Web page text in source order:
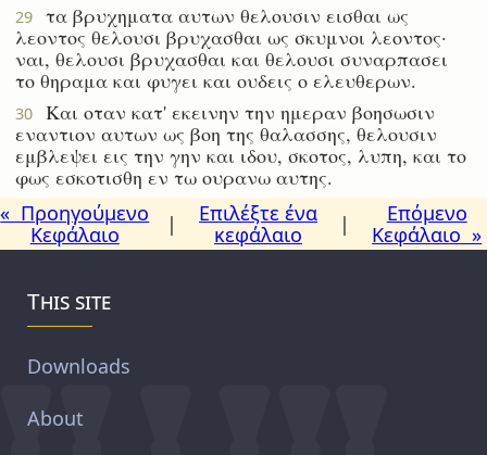
29
τα βρυχηματα αυτων θελουσιν εισθαι ως
λεοντος θελουσι βρυχασθαι ως σκυμνοι λεοντος·
ναι, θελουσι βρυχασθαι και θελουσι συναρπασει
το θηραμα και φυγει και ουδεις ο ελευθερων.
30
Και οταν κατ' εκεινην την ημεραν βοησωσιν
εναντιον αυτων ως βοη της θαλασσης, θελουσιν
εμβλεψει εις την γην και ιδου, σκοτος, λυπη, και το
φως εσκοτισθη εν τω ουρανω αυτης.
« Προηγούμενο
Κεφάλαιο
|
Επιλέξτε ένα
κεφάλαιο
|
Επόμενο
Κεφάλαιο »
This site
Downloads
About